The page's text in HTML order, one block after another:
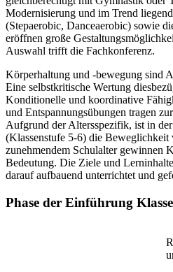
Modernisierung und im Trend
(Stepaerobic, Danceaerobic) sowie
eröffnen große
Auswahl trifft die Fachkonferenz.
Körperhaltung und -bewegung sind
Eine selbstkritische Wertung
Konditionelle und koordinative
und Entspannungsübungen tragen
Aufgrund der Altersspezifik, ist in
(Klassenstufe 5-6) die
zunehmendem Schulalter gewinnen
Bedeutung. Die Ziele und
darauf aufbauend unterrichtet und
Phase der Einführung